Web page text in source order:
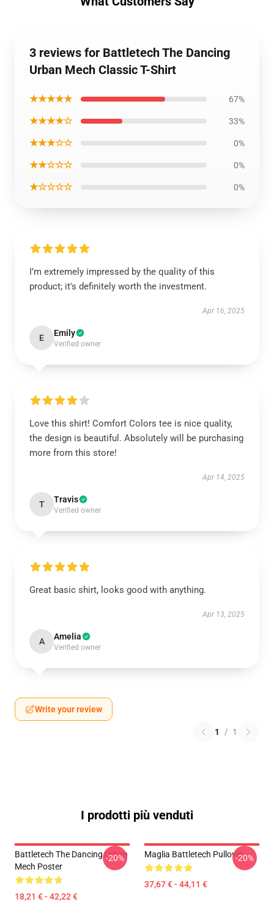
3 reviews for Battletech The Dancing
Urban Mech Classic T-Shirt
★★★★★ 67%
★★★★☆ 33%
★★★☆☆ 0%
★★☆☆☆ 0%
★☆☆☆☆ 0%
I’m extremely impressed by the quality of this
product; it's definitely worth the investment.
Apr 16, 2025
E Emily
Verified owner
Love this shirt! Comfort Colors tee is nice quality,
the design is beautiful. Absolutely will be purchasing
more from this store!
Apr 14, 2025
T Travis
Verified owner
Great basic shirt, looks good with anything.
Apr 13, 2025
A Amelia
Verified owner
Write your review
1 / 1
I prodotti più venduti
Battletech The Dancing Urban
Mech Poster
18,21 € - 42,22 €
-20% Maglia Battletech Pullover
37,67 € - 44,11 €
-20%